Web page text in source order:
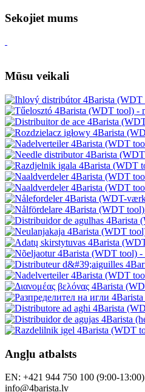
Sekojiet mums
Mūsu veikali
Angļu atbalsts
EN: +421 944 750 100 (9:00-13:00)
info@4barista.lv